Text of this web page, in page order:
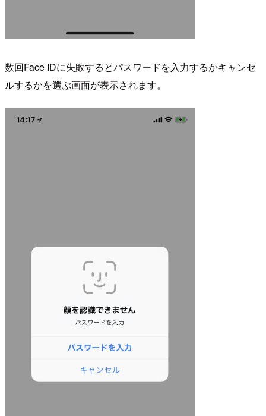
数回Face IDに失敗するとパスワードを入力するかキャンセ
ルするかを選ぶ画面が表示されます。